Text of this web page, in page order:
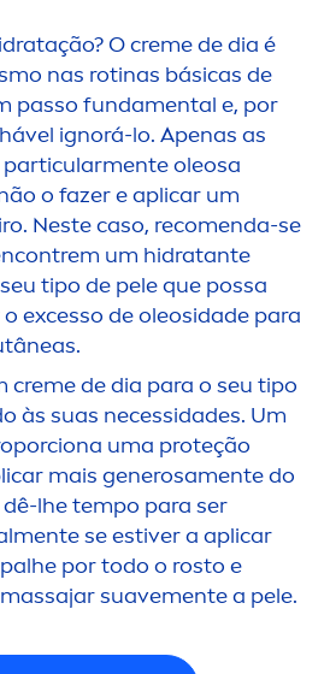
Ocremede dia é
nas rotinas básicas de
passo fundamental e, por
ignorá-lo. Apenas as
particularmente oleosa
o fazer e aplicar um
Neste caso, recomenda-se
um hidratante
tipo de pele que possa
excesso de oleosidade para
cremede dia para o seu tipo
às suas necessidades. Um
uma proteção
mais generosamente do
lhe tempo para ser
mente se estiver a aplicar
por todo o rosto e
suavemente a pele.